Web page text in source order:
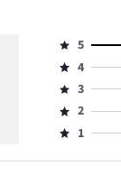
Hodnotenie
5,
počet
hlasov
3.
5
Hodnotenie
4,
počet
hlasov
4
Hodnotenie
3,
počet
3
Hodnotenie
2,
2
Hodnotenie
1,
1